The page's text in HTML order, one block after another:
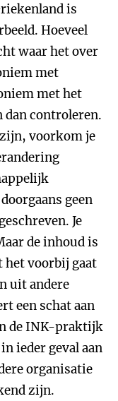
is
Hoeveel
waar het over
met
met het
dan controleren.
voorkom je
geen
Je
de inhoud is
het voorbij gaat
uit andere
een schat aan
de INK-praktijk
ieder geval aan
organisatie
zijn.